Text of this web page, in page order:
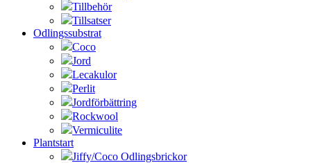
Tillbehör
Tillsatser
Odlingssubstrat
Coco
Jord
Lecakulor
Perlit
Jordförbättring
Rockwool
Vermiculite
Plantstart
Jiffy/Coco Odlingsbrickor